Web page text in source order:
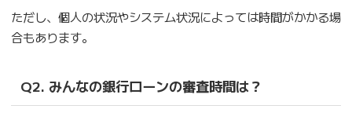
ただし、個人の状況やシステム状況によっては時間がかかる場
合もあります。
Q2. みんなの銀行ローンの審査時間は？